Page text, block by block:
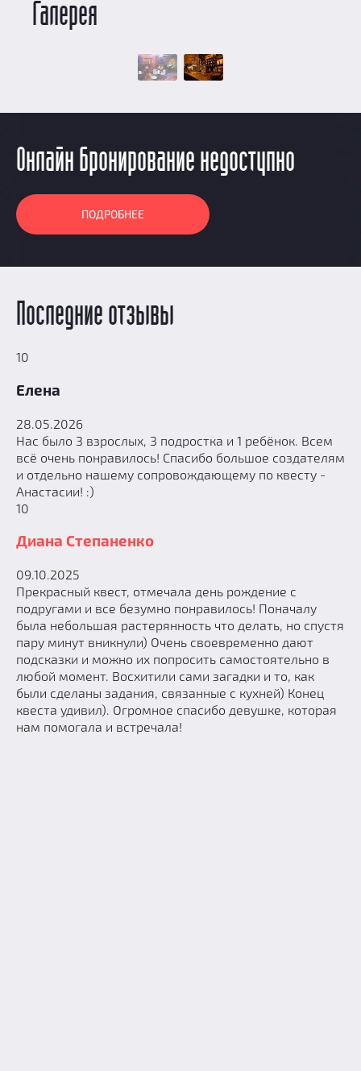
Галерея
Онлайн бронирование недоступно
ПОДРОБНЕЕ
Последние отзывы
10
Елена
28.05.2026
Нас было 3 взрослых, 3 подростка и 1 ребёнок. Всем
всё очень понравилось! Спасибо большое создателям
и отдельно нашему сопровождающему по квесту -
Анастасии! :)
10
Диана Степаненко
09.10.2025
Прекрасный квест, отмечала день рождение с
подругами и все безумно понравилось! Поначалу
была небольшая растерянность что делать, но спустя
пару минут вникнули) Очень своевременно дают
подсказки и можно их попросить самостоятельно в
любой момент. Восхитили сами загадки и то, как
были сделаны задания, связанные с кухней) Конец
квеста удивил). Огромное спасибо девушке, которая
нам помогала и встречала!